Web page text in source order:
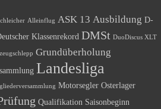
Alleinflug ASK 13 Ausbildung D-
Klassenrekord DMSt DuoDiscus XLT
Grundüberholung
Landesliga
Motorsegler Osterlager
Qualifikation Saisonbeginn